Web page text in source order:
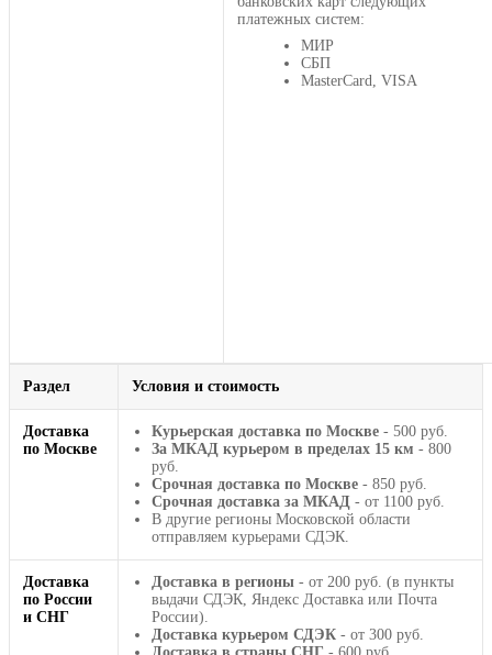
платежных систем:
МИР
СБП
MasterCard, VISA
Раздел Условия и стоимость
Доставка
по Москве
Курьерская доставка по Москве - 500 руб.
За МКАД курьером в пределах 15 км - 800
руб.
Срочная доставка по Москве - 850 руб.
Срочная доставка за МКАД - от 1100 руб.
В другие регионы Московской области
отправляем курьерами СДЭК.
Доставка
по России
и СНГ
Доставка в регионы - от 200 руб. (в пункты
выдачи СДЭК, Яндекс Доставка или Почта
России).
Доставка курьером СДЭК - от 300 руб.